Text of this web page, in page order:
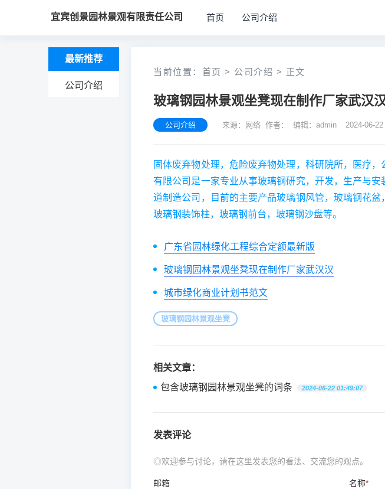
宜宾创景园林景观有限责任公司 首页 公司介绍
最新推荐
公司介绍
当前位置： 首页 > 公司介绍 > 正文
玻璃钢园林景观坐凳现在制作厂家武汉
公司介绍 来源：网络 作者： 编辑：admin 2024-06-
固体废弃物处理，危险废弃物处理，科研院所，医疗
有限公司是一家专业从事玻璃钢研究，开发，生产与
道制造公司，目前的主要产品玻璃钢风管，玻璃钢花盆
玻璃钢装饰柱，玻璃钢前台，玻璃钢沙盘等。
广东省园林绿化工程综合定额最新版
玻璃钢园林景观坐凳现在制作厂家武汉汉
城市绿化商业计划书范文
玻璃钢园林景观坐凳
相关文章：
包含玻璃钢园林景观坐凳的词条
2024-06-22 01:49:07
发表评论
◎欢迎参与讨论，请在这里发表您的看法、交流您的观点。
名称*
邮箱